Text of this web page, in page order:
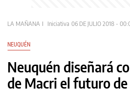
LA MAÑANA Iniciativa 06 DE JULIO 2018 -
NEUQUÉN
Neuquén diseñará
de Macri el futuro